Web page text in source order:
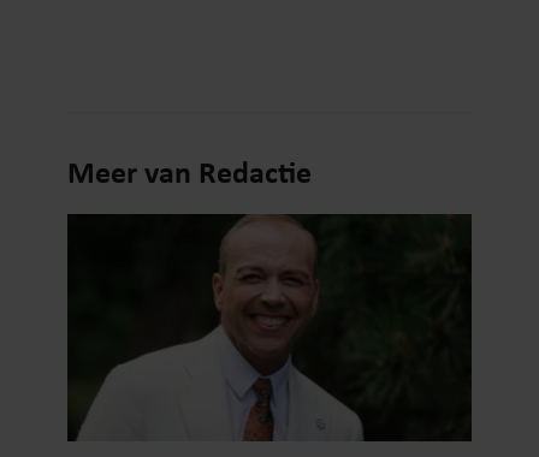
Meer van Redactie